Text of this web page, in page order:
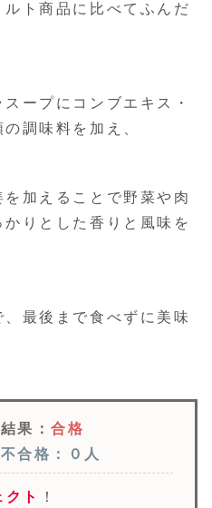
ト商品に比べてふんだ
ープにコンブエキス・
調味料を加え、
加えることで野菜や肉
りとした香りと風味を
最後まで食べずに美味
果：合格
不合格：０人
ト ！